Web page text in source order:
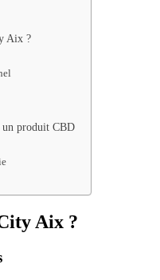
Aix ?
un produit CBD
Aix ?